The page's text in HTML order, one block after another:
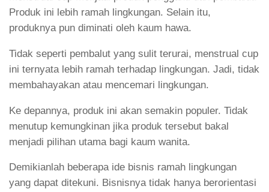
Produk ini lebih ramah lingkungan. Selain itu,
produknya pun diminati oleh kaum hawa.
Tidak seperti pembalut yang sulit terurai, menstrual cup
ini ternyata lebih ramah terhadap lingkungan. Jadi, tidak
membahayakan atau mencemari lingkungan.
Ke depannya, produk ini akan semakin populer. Tidak
menutup kemungkinan jika produk tersebut bakal
menjadi pilihan utama bagi kaum wanita.
Demikianlah beberapa ide bisnis ramah lingkungan
yang dapat ditekuni. Bisnisnya tidak hanya berorientasi